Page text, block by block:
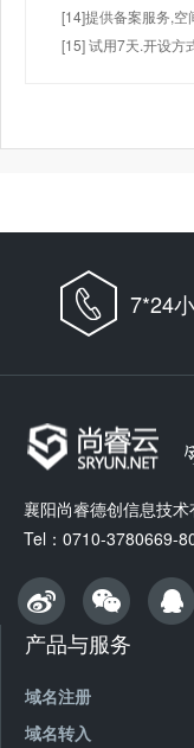
[14]提供备案服务,空
[15] 试用7天.开设方
7*24
襄阳尚睿德创信息技术
Tel：0710-3780669-
产品与服务
域名注册
域名转入